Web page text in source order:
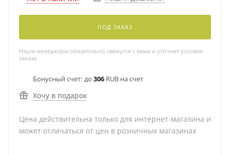
ПОД ЗАКАЗ
Наши менеджеры обязательно свяжутся с вами и уточнят условия
заказа
Бонусный счет: до 306 RUB на счет
Хочу в подарок
Цена действительна только для интернет-магазина и
может отличаться от цен в розничных магазинах